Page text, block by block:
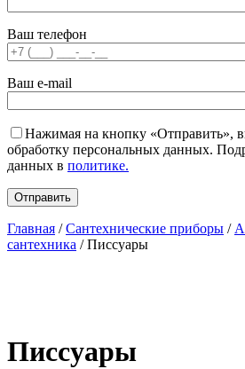
Ваш телефон
Ваш e-mail
Нажимая на кнопку «Отправить»,
обработку персональных данных.
данных в политике.
Главная /Сантехнические приборы /
сантехника / Писсуары
Писсуары